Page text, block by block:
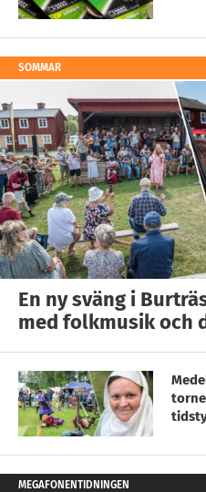
SOMMAR
En ny sväng i
med folkmusik och
MEGAFONENTIDNINGEN